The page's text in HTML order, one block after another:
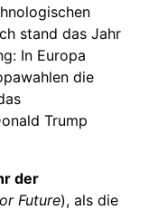
stand das Jahr
In Europa
die
Trump
der
Future), als die